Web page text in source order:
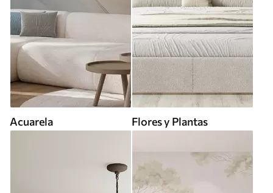
Acuarela Flores y Plantas